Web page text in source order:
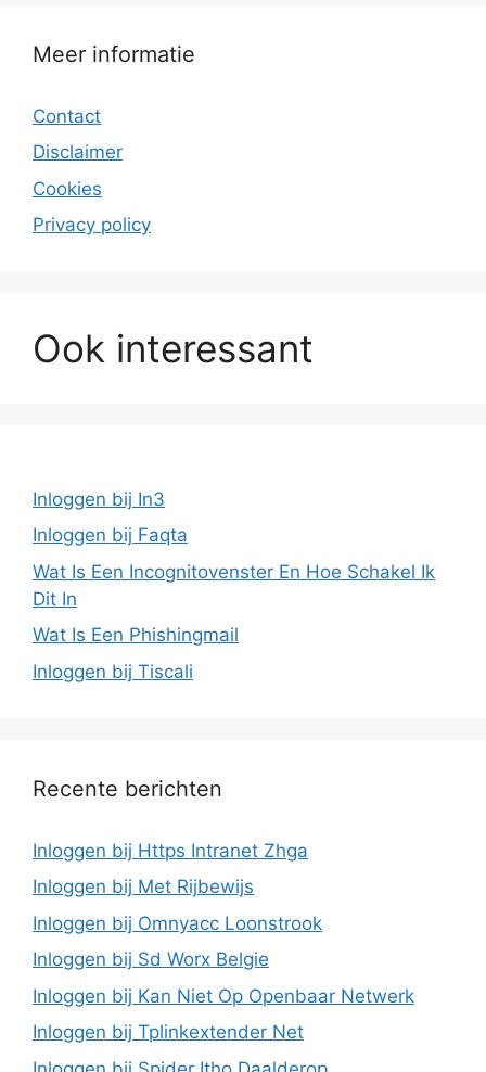
Meer informatie
Contact
Disclaimer
Cookies
Privacy policy
Ook interessant
Inloggen bij In3
Inloggen bij Faqta
Wat Is Een Incognitovenster En Hoe Schakel Ik
Dit In
Wat Is Een Phishingmail
Inloggen bij Tiscali
Recente berichten
Inloggen bij Https Intranet Zhga
Inloggen bij Met Rijbewijs
Inloggen bij Omnyacc Loonstrook
Inloggen bij Sd Worx Belgie
Inloggen bij Kan Niet Op Openbaar Netwerk
Inloggen bij Tplinkextender Net